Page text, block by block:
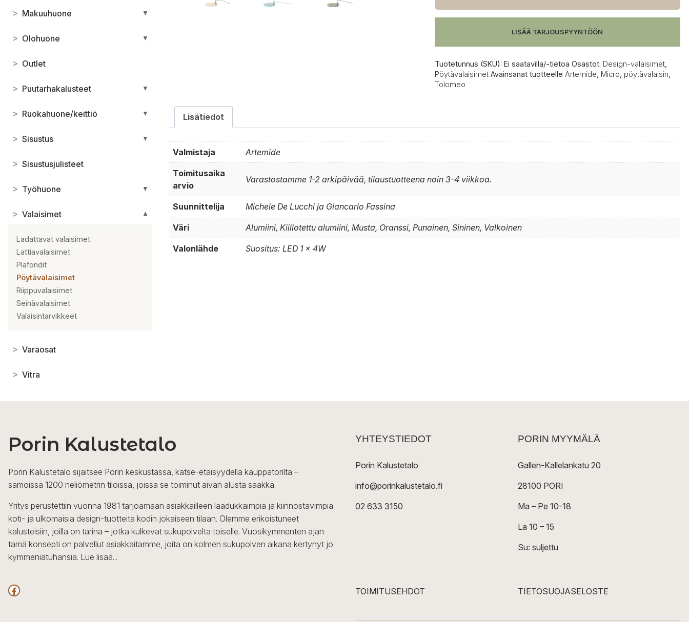
> Makuuhuone ▼
> Olohuone ▼
> Outlet
> Puutarhakalusteet ▼
> Ruokahuone/keittiö ▼
> Sisustus ▼
> Sisustusjulisteet
> Työhuone ▼
> Valaisimet ▼
Ladattavat valaisimet
Lattiavalaisimet
Plafondit
Pöytävalaisimet
Riippuvalaisimet
Seinävalaisimet
Valaisintarvikkeet
> Varaosat
> Vitra
määrä
LISÄÄ TARJOUSPYYNTÖÖN
Tuotetunnus (SKU): Ei saatavilla/-tietoa Osastot: Design-valaisimet,
Pöytävalaisimet Avainsanat tuotteelle Artemide Micro pöytävalaisin
Tolomeo
Lisätiedot
Valmistaja Artemide
Toimitusaika
arvio
Varastostamme 1-2 arkipäivää, tilaustuotteena noin 3-4 viikkoa.
Suunnittelija Michele De Lucchi ja Giancarlo Fassina
Väri Alumiini, Kiillotettu alumiini, Musta, Oranssi, Punainen, Sininen, Valkoinen
Valonlähde Suositus: LED 1 x 4W
Porin Kalustetalo
Porin Kalustetalo sijaitsee Porin keskustassa, katse-etäisyydellä kauppatorilta –
samoissa 1200 neliömetrin tiloissa, joissa se toiminut aivan alusta saakka.
Yritys perustettiin vuonna 1981 tarjoamaan asiakkailleen laadukkaimpia ja kiinnostavimpia
koti- ja ulkomaisia design-tuotteita kodin jokaiseen tilaan. Olemme erikoistuneet
kalusteisiin, joilla on tarina – jotka kulkevat sukupolvelta toiselle. Vuosikymmenten ajan
tämä konsepti on palvellut asiakkaitamme, joita on kolmen sukupolven aikana kertynyt jo
kymmeniätuhansia. Lue lisää...
Facebook
YHTEYSTIEDOT
Porin Kalustetalo
info@porinkalustetalo.fi
02 633 3150
PORIN MYYMÄLÄ
Gallen-Kallelankatu 20
28100 PORI
Ma – Pe 10-18
La 10 – 15
Su: suljettu
TOIMITUSEHDOT TIETOSUOJASELOSTE